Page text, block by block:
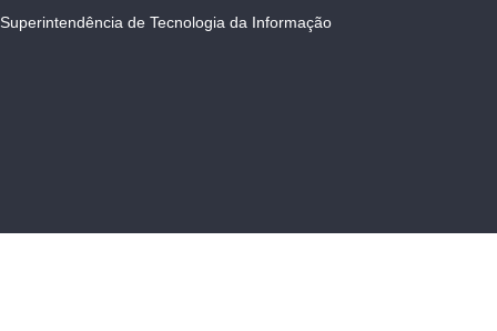
Superintendência de Tecnologia da Informação